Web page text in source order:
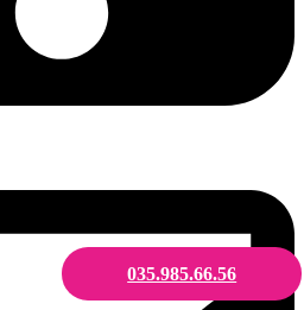
035.985.66.56